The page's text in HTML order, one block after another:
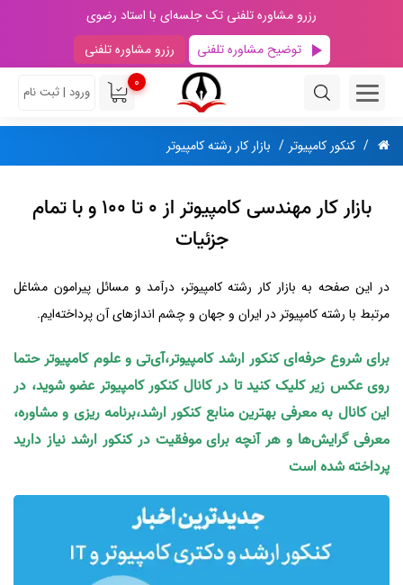
رزرو مشاوره تلفنی تک جلسه‌ای با استاد رضوی
توضیح مشاوره تلفنی
رزرو مشاوره تلفنی
0
ورود | ثبت نام
کنکور کامپیوتر بازار کار رشته کامپیوتر
بازار کار مهندسی کامپیوتر از 0 تا 100 و با تمام
جزئیات
در این صفحه به بازار کار رشته کامپیوتر، درآمد و مسائل پیرامون مشاغل
مرتبط با رشته کامپیوتر در ایران و جهان و چشم اندازهای آن پرداخته‌ایم.
برای شروع حرفه‌ای کنکور ارشد کامپیوتر،آی‌تی و علوم کامپیوتر حتما
روی عکس زیر کلیک کنید تا در کانال کنکور کامپیوتر عضو شوید، در
این کانال به معرفی بهترین منابع کنکور ارشد،برنامه ریزی و مشاوره،
معرفی گرایش‌ها و هر آنچه برای موفقیت در کنکور ارشد نیاز دارید
پرداخته شده است